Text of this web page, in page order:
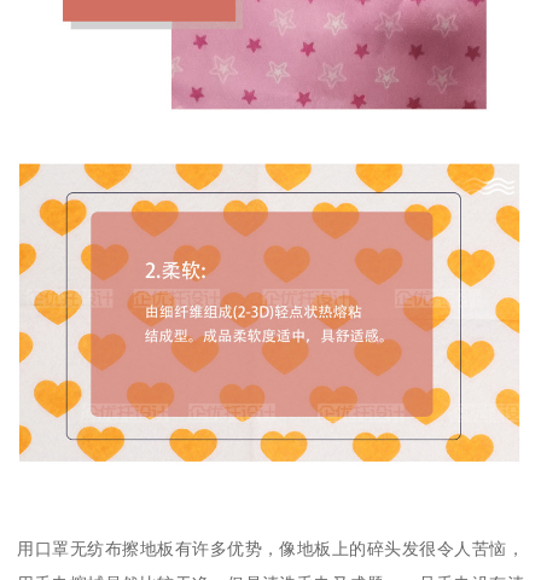
用口罩无纺布擦地板有许多优势，像地板上的碎头发很令人苦恼，